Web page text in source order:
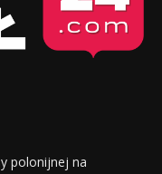
polonijnej na